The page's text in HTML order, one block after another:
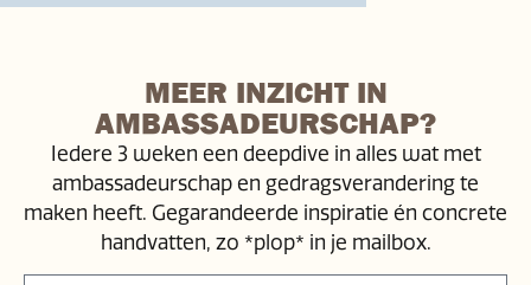
MEER INZICHT IN
AMBASSADEURSCHAP?
Iedere 3 weken een deepdive in alles wat met
ambassadeurschap en gedragsverandering te
maken heeft. Gegarandeerde inspiratie én concrete
handvatten, zo *plop* in je mailbox.